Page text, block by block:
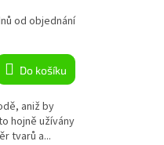
R
M
A
od objednání
Do košíku
aniž by
hojně užívány
tvarů a...